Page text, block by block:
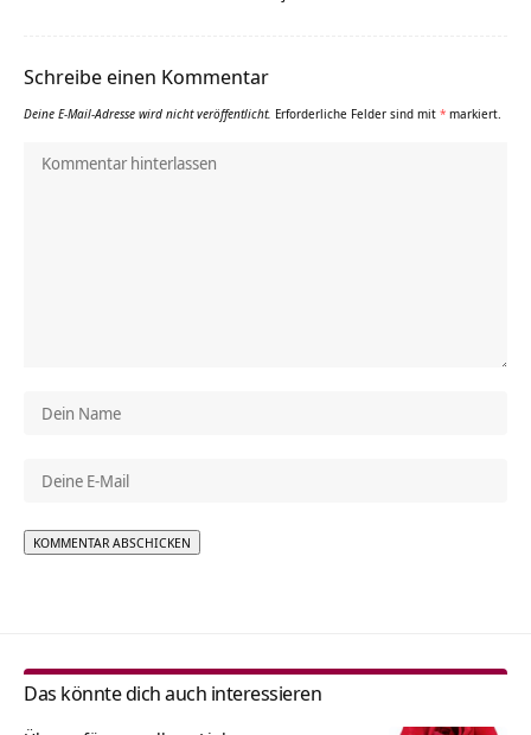
Schreibe einen Kommentar
Deine E-Mail-Adresse wird nicht veröffentlicht. Erforderliche Felder sind mit * markiert.
Das könnte dich auch interessieren